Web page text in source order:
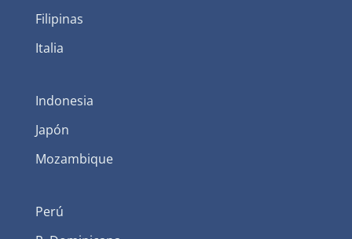
Filipinas
Italia
Indonesia
Japón
Mozambique
Perú